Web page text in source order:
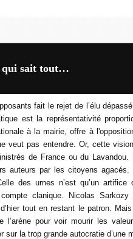
qui sait tout…
fait le rejet de l’élu
est la représentativité
à la mairie, offre à
veut pas entendre. Or, cette
de France ou du
auteurs par les citoyens
des urnes n’est qu’un
clanique. Nicolas
tout en restant le patron.
pour voir mourir les
sur la trop grande autocratie d’une